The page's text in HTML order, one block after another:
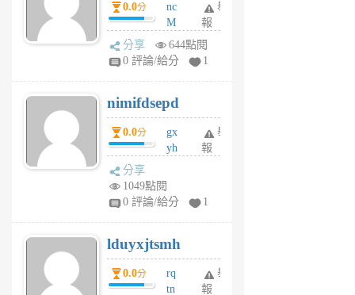
0.0分
nc
M
U
F
U
5
個
月
舉
報
分享
644點閱
0 評論/給分
1
nimifdsepd
0.0分
gx
yh
jl
月
前
舉
報
分享
1049點閱
0 評論/給分
1
lduyxjtsmh
0.0分
rq
tn
舉
報